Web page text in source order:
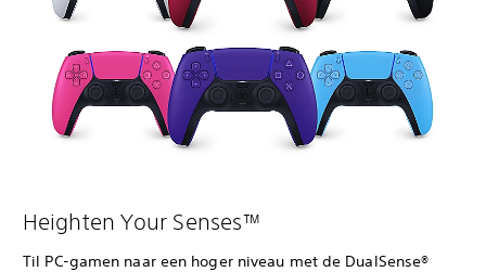
Heighten Your Senses™
Til PC-gamen naar een hoger niveau met de DualSense®